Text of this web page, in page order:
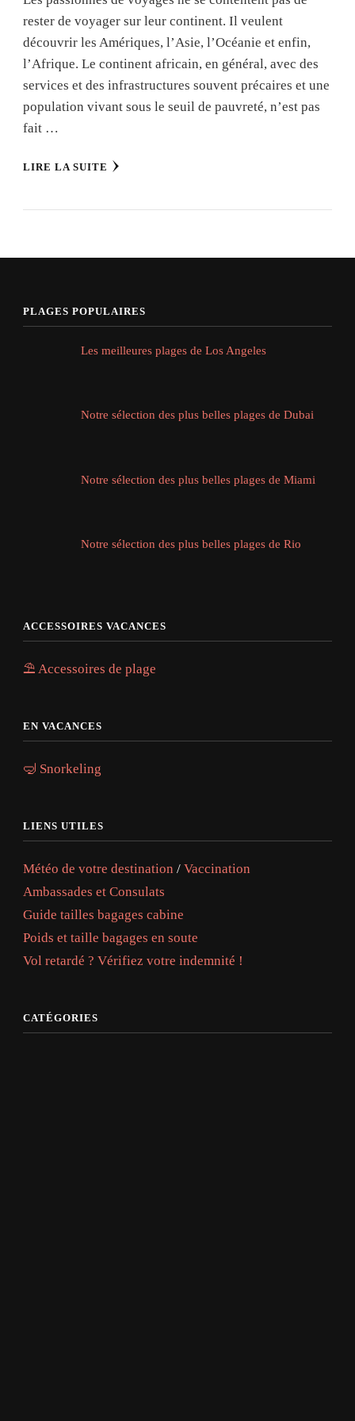
rester de voyager sur leur continent. Il veulent
découvrir les Amériques, l’Asie, l’Océanie et enfin,
l’Afrique. Le continent africain, en général, avec des
services et des infrastructures souvent précaires et une
population vivant sous le seuil de pauvreté, n’est pas
fait …
LIRE LA SUITE
PLAGES POPULAIRES
Les meilleures plages de Los Angeles
Notre sélection des plus belles plages de Dubai
Notre sélection des plus belles plages de Miami
Notre sélection des plus belles plages de Rio
ACCESSOIRES VACANCES
⛱️ Accessoires de plage
EN VACANCES
🤿 Snorkeling
LIENS UTILES
Météo de votre destination / Vaccination
Ambassades et Consulats
Guide tailles bagages cabine
Poids et taille bagages en soute
Vol retardé ? Vérifiez votre indemnité !
CATÉGORIES